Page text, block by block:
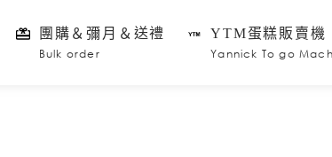
團購＆彌月＆送禮
Bulk order
YTM蛋糕販賣機
Yannick To go